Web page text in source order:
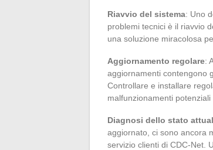
Riavvio del sistema: Uno
problemi tecnici è il riavvio
una soluzione miracolosa
Aggiornamento regolare:
aggiornamenti contengono
Controllare e installare
malfunzionamenti potenziali
Diagnosi dello stato
aggiornato, ci sono ancora
servizio clienti di CDC-Net.